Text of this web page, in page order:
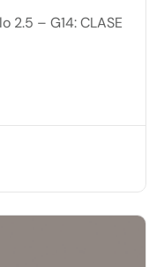
2.5 – G14: CLASE